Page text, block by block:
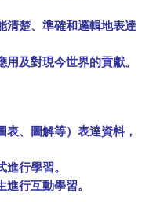
清楚、準確和邏輯地表達
及對現今世界的貢獻。
、圖解等）表達資料，
行學習。
行互動學習。